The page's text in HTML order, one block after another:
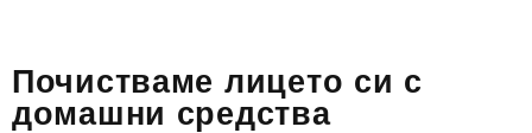
Почистваме лицето си с
домашни средства